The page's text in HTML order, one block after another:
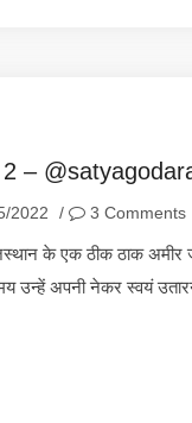
– @satyagodara
2022 / 3 Comments
के एक ठीक ठाक अमीर
अपनी नेकर स्वयं